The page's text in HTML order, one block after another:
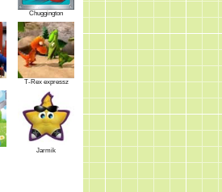
Chuggington
T-Rex expressz
Jarmik